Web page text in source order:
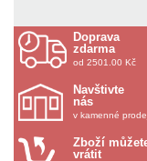
Doprava
zdarma
od 2501.00 Kč
Navštivte
nás
v kamenné
Zboží
vrátit